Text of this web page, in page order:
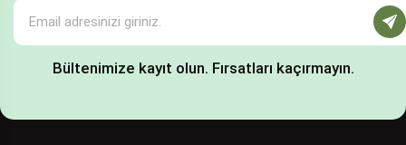
Bültenimize kayıt olun. Fırsatları kaçırmayın.